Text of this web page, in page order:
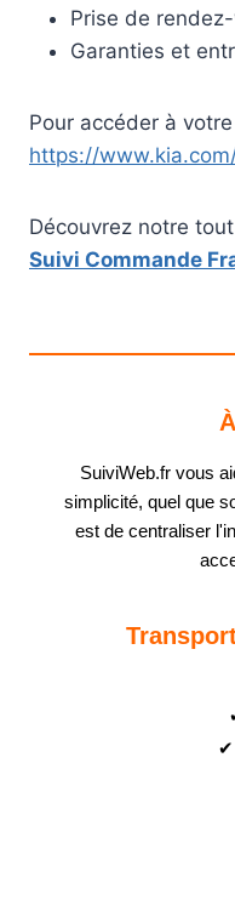
Prise de
Garanties et
Pour accéder à
https://
Découvrez notre
Suivi Commande
SuiviWeb.fr vous
simplicité, quel que
est de centraliser
✔